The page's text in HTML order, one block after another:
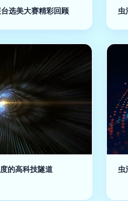
选美大赛精彩回顾 虫
的高科技隧道 虫